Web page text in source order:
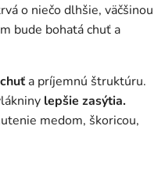
o niečo dlhšie, väčšinou
bude bohatá chuť a
a príjemnú štruktúru.
lepšie zasýtia.
medom, škoricou,